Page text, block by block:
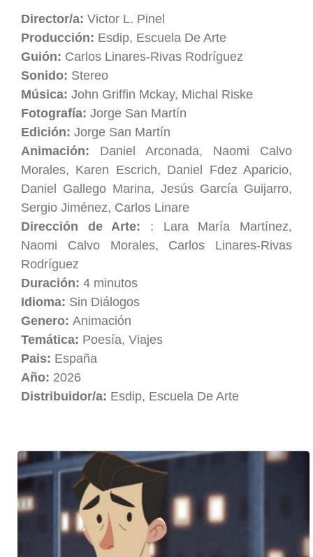
Director/a: Victor L. Pinel
Producción: Esdip, Escuela De Arte
Guión: Carlos Linares-Rivas Rodríguez
Sonido: Stereo
Música: John Griffin Mckay, Michal Riske
Fotografía: Jorge San Martín
Edición: Jorge San Martín
Animación: Daniel Arconada, Naomi Calvo
Morales, Karen Escrich, Daniel Fdez Aparicio,
Daniel Gallego Marina, Jesús García Guijarro,
Sergio Jiménez, Carlos Linare
Dirección de Arte: : Lara María Martínez,
Naomi Calvo Morales, Carlos Linares-Rivas
Rodríguez
Duración: 4 minutos
Idioma: Sin Diálogos
Genero: Animación
Temática: Poesía, Viajes
Pais: España
Año: 2026
Distribuidor/a: Esdip, Escuela De Arte